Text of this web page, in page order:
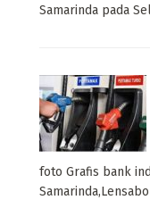
Samarinda pada
foto Grafis bank